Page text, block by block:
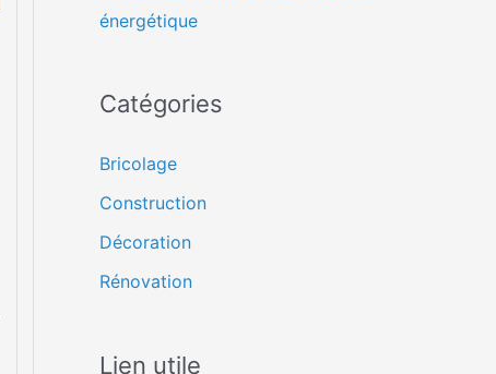
énergétique
Catégories
Bricolage
Construction
Décoration
Rénovation
Lien utile